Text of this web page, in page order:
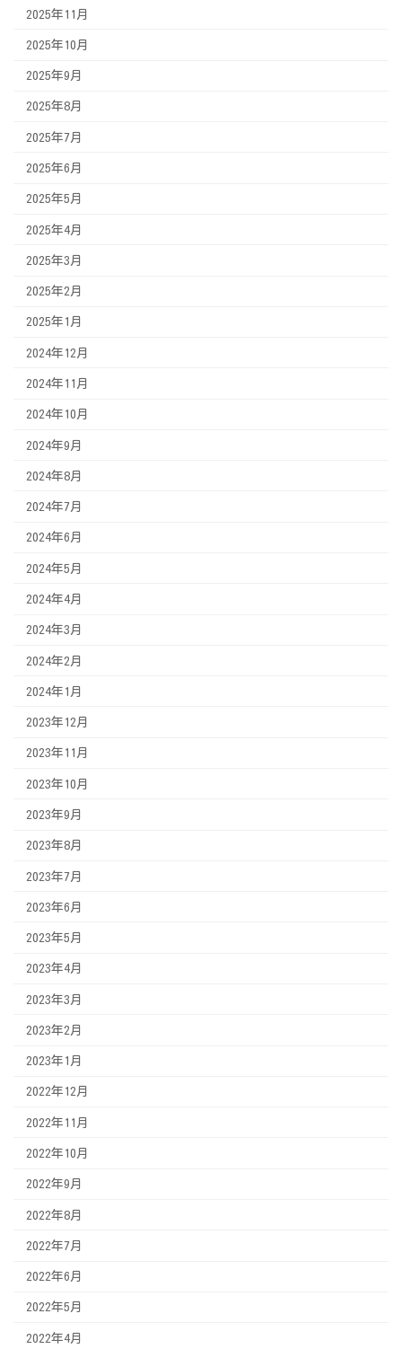
2025年11月
2025年10月
2025年9月
2025年8月
2025年7月
2025年6月
2025年5月
2025年4月
2025年3月
2025年2月
2025年1月
2024年12月
2024年11月
2024年10月
2024年9月
2024年8月
2024年7月
2024年6月
2024年5月
2024年4月
2024年3月
2024年2月
2024年1月
2023年12月
2023年11月
2023年10月
2023年9月
2023年8月
2023年7月
2023年6月
2023年5月
2023年4月
2023年3月
2023年2月
2023年1月
2022年12月
2022年11月
2022年10月
2022年9月
2022年8月
2022年7月
2022年6月
2022年5月
2022年4月